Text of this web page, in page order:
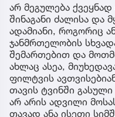
არ მეგულება
შინაგანი ძალისა და
ადამიანი, როგორიც
ჯანმრთელობის
შემართებით და
ახლაც ასეა,
ფილტვის
თავის ტვინში
არ არის ადვილი
თავად ანა ისეთი